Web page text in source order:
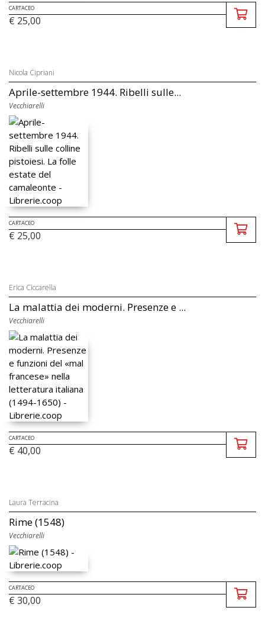
CARTACEO
€ 25,00
Nicola Cipriani
Aprile-settembre 1944. Ribelli sulle...
Vecchiarelli
CARTACEO
€ 25,00
Erica Ciccarella
La malattia dei moderni. Presenze e ...
Vecchiarelli
CARTACEO
€ 40,00
Laura Terracina
Rime (1548)
Vecchiarelli
CARTACEO
€ 30,00